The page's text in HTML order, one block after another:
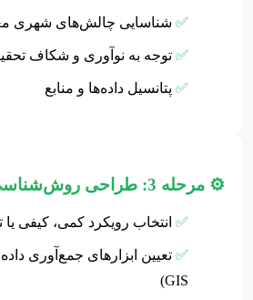
✅ شناسایی چالش‌های شهری
✅ توجه به نوآوری و شکاف
✅ پتانسیل داده‌ها و منابع
⚙️ مرحله 3: طراحی روش‌شناسی
✅ انتخاب رویکرد کمی، کیفی یا
✅ تعیین ابزارهای جمع‌آوری
GIS)